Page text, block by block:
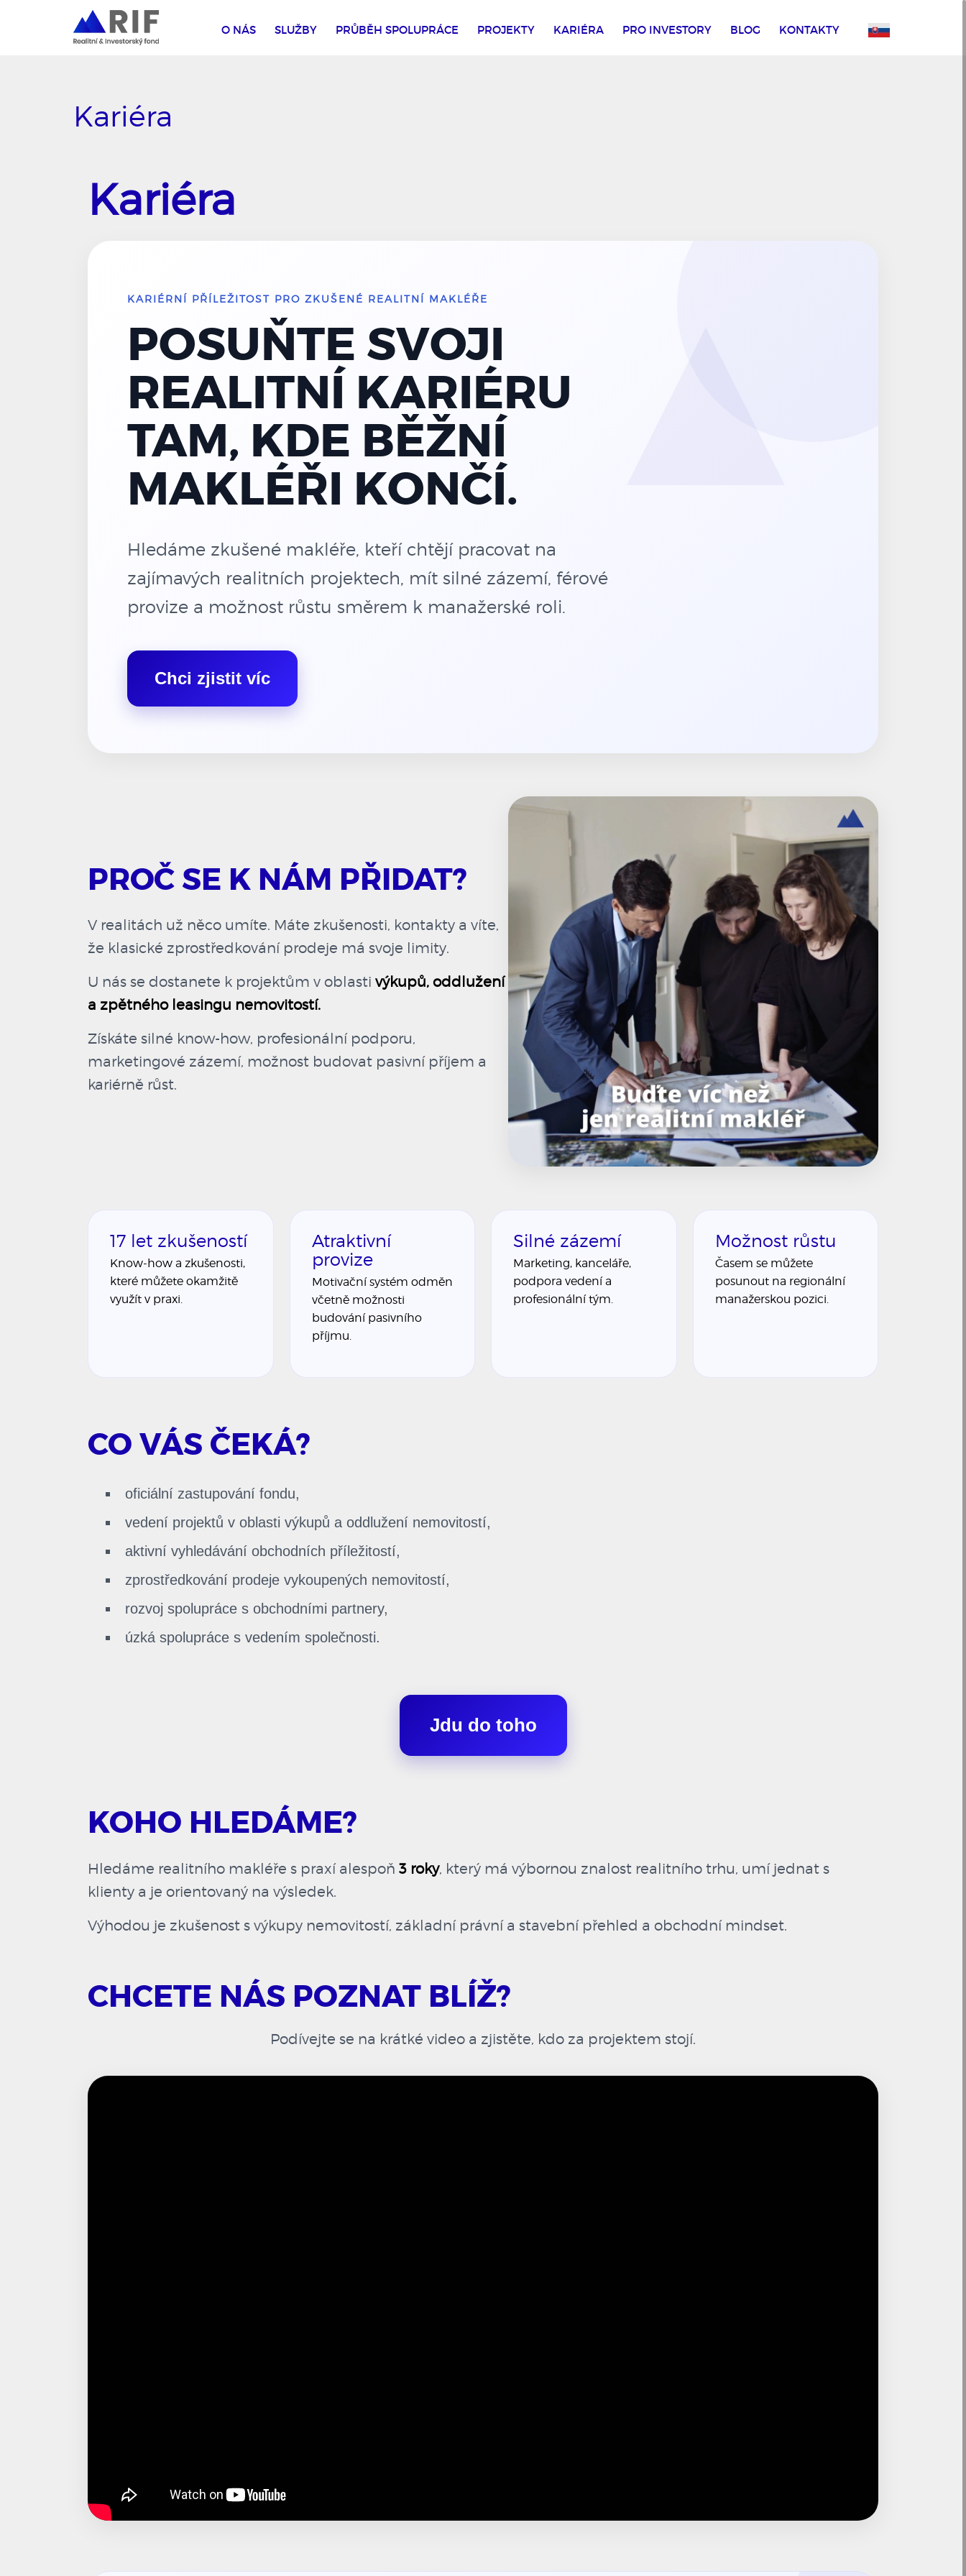
O NÁS SLUŽBY PRŮBĚH SPOLUPRÁCE PROJEKTY KARIÉRA PRO INVESTORY BLOG KONTAKTY
Kariéra
Kariéra
KARIÉRNÍ PŘÍLEŽITOST PRO ZKUŠENÉ REALITNÍ MAKLÉŘE
POSUŇTE SVOJI
REALITNÍ KARIÉRU
TAM, KDE BĚŽNÍ
MAKLÉŘI KONČÍ.
Hledáme zkušené makléře, kteří chtějí pracovat na
zajímavých realitních projektech, mít silné zázemí, férové
provize a možnost růstu směrem k manažerské roli.
Chci zjistit víc
PROČ SE K NÁM PŘIDAT?
V realitách už něco umíte. Máte zkušenosti, kontakty a víte,
že klasické zprostředkování prodeje má svoje limity.
U nás se dostanete k projektům v oblasti výkupů, oddlužení
a zpětného leasingu nemovitostí.
Získáte silné know-how, profesionální podporu,
marketingové zázemí, možnost budovat pasivní příjem a
kariérně růst.
17 let zkušeností
Know-how a zkušenosti,
které můžete okamžitě
využít v praxi.
Atraktivní
provize
Motivační systém odměn
včetně možnosti
budování pasivního
příjmu.
Silné zázemí
Marketing, kanceláře,
podpora vedení a
profesionální tým.
Možnost růstu
Časem se můžete
posunout na regionální
manažerskou pozici.
CO VÁS ČEKÁ?
oficiální zastupování fondu,
vedení projektů v oblasti výkupů a oddlužení nemovitostí,
aktivní vyhledávání obchodních příležitostí,
zprostředkování prodeje vykoupených nemovitostí,
rozvoj spolupráce s obchodními partnery,
úzká spolupráce s vedením společnosti.
Jdu do toho
KOHO HLEDÁME?
Hledáme realitního makléře s praxí alespoň 3 roky, který má výbornou znalost realitního trhu, umí jednat s
klienty a je orientovaný na výsledek.
Výhodou je zkušenost s výkupy nemovitostí, základní právní a stavební přehled a obchodní mindset.
CHCETE NÁS POZNAT BLÍŽ?
Podívejte se na krátké video a zjistěte, kdo za projektem stojí.